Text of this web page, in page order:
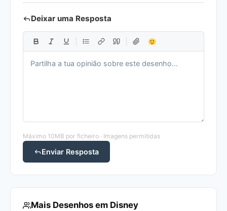
Deixar uma Resposta
Máximo 10MB por ficheiro · Imagens permitidas
Enviar Resposta
Mais Desenhos em Disney